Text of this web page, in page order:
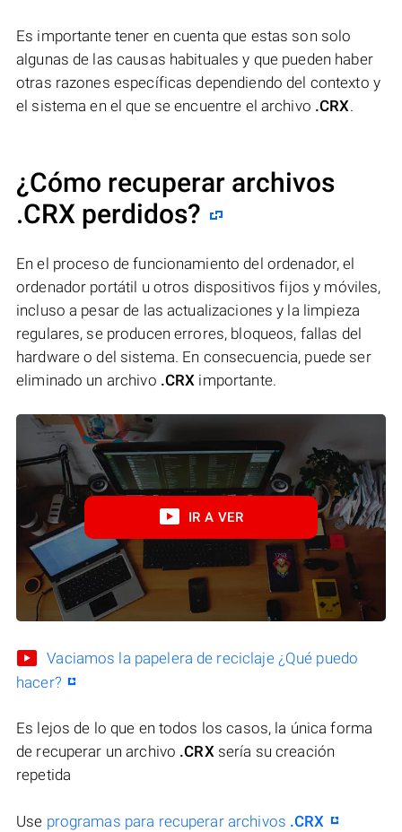
Es importante tener en cuenta que estas son solo
algunas de las causas habituales y que pueden haber
otras razones específicas dependiendo del contexto y
el sistema en el que se encuentre el archivo .CRX.
¿Cómo recuperar archivos
.CRX perdidos?
En el proceso de funcionamiento del ordenador, el
ordenador portátil u otros dispositivos fijos y móviles,
incluso a pesar de las actualizaciones y la limpieza
regulares, se producen errores, bloqueos, fallas del
hardware o del sistema. En consecuencia, puede ser
eliminado un archivo .CRX importante.
IR A VER
Vaciamos la papelera de reciclaje ¿Qué puedo
hacer?
Es lejos de lo que en todos los casos, la única forma
de recuperar un archivo .CRXsería su creación
repetida
Use programas para recuperar archivos .CRX